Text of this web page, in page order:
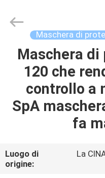
CASA
PRODOTTI
VIDEO
CIRCA
NOI
Printyoung
International
Reserved.
Maschera di
Maschera di
120 che
controllo a
SpA
fa
Luogo di
origine:
La